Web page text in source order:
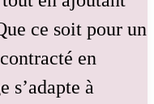
ce soit pour un
en
s’adapte à